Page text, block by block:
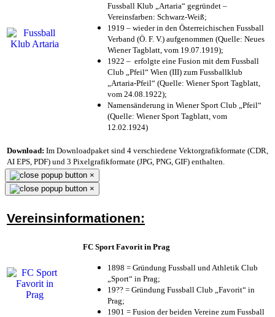
Fussball Klub „Artaria“ gegründet –
Vereinsfarben: Schwarz-Weiß;
1919 – wieder in den Österreichischen Fussball
Verband (Ö. F. V.) aufgenommen (Quelle: Neues
Wiener Tagblatt, vom 19.07.1919);
1922 – erfolgte eine Fusion mit dem Fussball
Club „Pfeil“ Wien (III) zum Fussballklub
„Artaria-Pfeil“ (Quelle: Wiener Sport Tagblatt,
vom 24.08.1922);
Namensänderung in Wiener Sport Club „Pfeil“
(Quelle: Wiener Sport Tagblatt, vom
12.02.1924)
Download: Im Downloadpaket sind 4 verschiedene Vektorgrafikformate (CDR,
AI EPS, PDF) und 3 Pixelgrafikformate (JPG, PNG, GIF) enthalten.
×
×
Vereinsinformationen:
FC Sport Favorit in Prag
1898 = Gründung Fussball und Athletik Club
„Sport“ in Prag;
19?? = Gründung Fussball Club „Favorit“ in
Prag;
1901 = Fusion der beiden Vereine zum Fussball